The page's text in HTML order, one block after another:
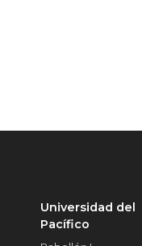
Universidad del
Pacífico